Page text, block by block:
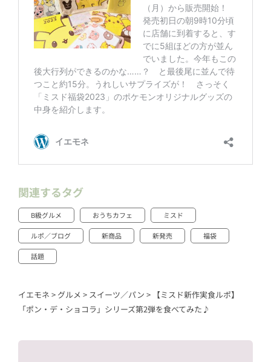
関連するタグ
B級グルメ おうちカフェ ミスド
ルポ／ブログ 新商品 新発売 福袋
話題
イエモネ > グルメ > スイーツ／パン > 【ミスド新作実食ルポ】
「ポン・デ・ショコラ」シリーズ第2弾を食べてみた♪